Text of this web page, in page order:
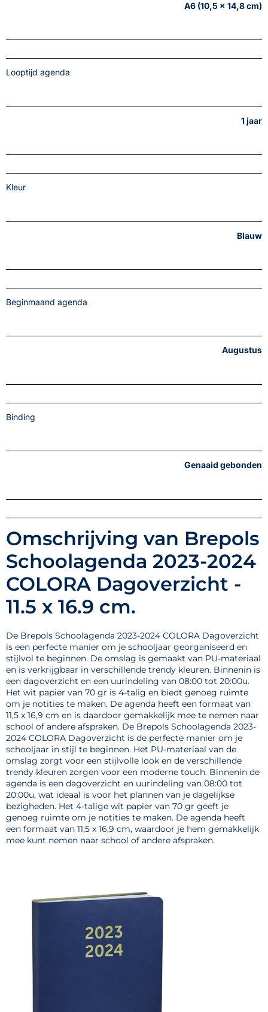
A6 (10,5 x 14,8 cm)
Looptijd agenda
1 jaar
Kleur
Blauw
Beginmaand agenda
Augustus
Binding
Genaaid gebonden
Omschrijving van Brepols
Schoolagenda 2023-2024
COLORA Dagoverzicht -
11.5 x 16.9 cm.
De Brepols Schoolagenda 2023-2024 COLORA Dagoverzicht
is een perfecte manier om je schooljaar georganiseerd en
stijlvol te beginnen. De omslag is gemaakt van PU-materiaal
en is verkrijgbaar in verschillende trendy kleuren. Binnenin is
een dagoverzicht en een uurindeling van 08:00 tot 20:00u.
Het wit papier van 70 gr is 4-talig en biedt genoeg ruimte
om je notities te maken. De agenda heeft een formaat van
11,5 x 16,9 cm en is daardoor gemakkelijk mee te nemen naar
school of andere afspraken. De Brepols Schoolagenda 2023-
2024 COLORA Dagoverzicht is de perfecte manier om je
schooljaar in stijl te beginnen. Het PU-materiaal van de
omslag zorgt voor een stijlvolle look en de verschillende
trendy kleuren zorgen voor een moderne touch. Binnenin de
agenda is een dagoverzicht en uurindeling van 08:00 tot
20:00u, wat ideaal is voor het plannen van je dagelijkse
bezigheden. Het 4-talige wit papier van 70 gr geeft je
genoeg ruimte om je notities te maken. De agenda heeft
een formaat van 11,5 x 16,9 cm, waardoor je hem gemakkelijk
mee kunt nemen naar school of andere afspraken.